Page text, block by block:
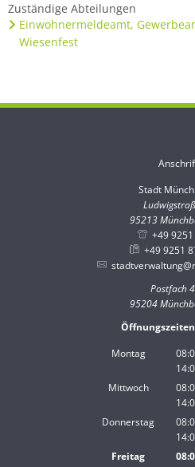
Zuständige Abteilungen
Einwohnermeldeamt,
Wiesenfest
Stadt
95213
+49
+49 9251
Postfach
95204
Montag
Mittwoch
Donnerstag
Freitag